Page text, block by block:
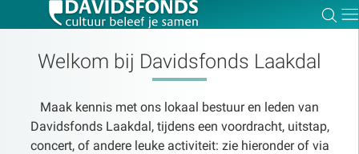
Welkom bij Davidsfonds Laakdal
Maak kennis met ons lokaal bestuur en leden van
Davidsfonds Laakdal, tijdens een voordracht, uitstap,
concert, of andere leuke activiteit: zie hieronder of via